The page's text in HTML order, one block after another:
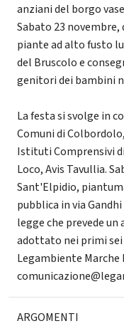
anziani del borgo
Sabato 23
piante ad alto fusto
del Bruscolo e
genitori dei bambini
La festa si svolge in
Comuni di
Istituti Comprensivi
Loco, Avis Tavullia.
Sant'Elpidio,
pubblica in via
legge che prevede
adottato nei primi sei
Legambiente Marche
ARGOMENTI